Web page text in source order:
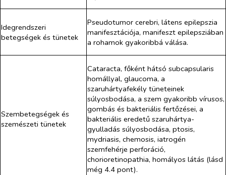
Idegrendszeri
betegségek és tünetek
Pseudotumor cerebri, látens epilepszia
manifesztációja, manifeszt epilepsziában
a rohamok gyakoribbá válása.
Szembetegségek és
szemészeti tünetek
Cataracta, főként hátsó subcapsularis
homállyal, glaucoma, a
szaruhártyafekély tüneteinek
súlyosbodása, a szem gyakoribb vírusos,
gombás és bakteriális fertőzései, a
bakteriális eredetű szaruhártya-
gyulladás súlyosbodása, ptosis,
mydriasis, chemosis, iatrogén
szemfehérje perforáció,
chorioretinopathia, homályos látás (lásd
még 4.4 pont).